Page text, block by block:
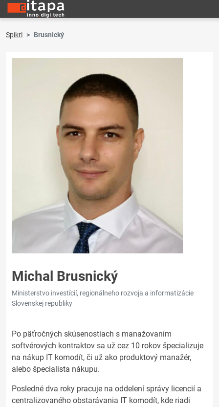
Spíkri Brusnický
Michal Brusnický
Ministerstvo investícií, regionálneho rozvoja a informatizácie
Slovenskej republiky
Po päťročných skúsenostiach s manažovaním
softvérových kontraktov sa už cez 10 rokov špecializuje
na nákup IT komodít, či už ako produktový manažér,
alebo špecialista nákupu.
Posledné dva roky pracuje na oddelení správy licencií a
centralizovaného obstarávania IT komodít, kde riadi